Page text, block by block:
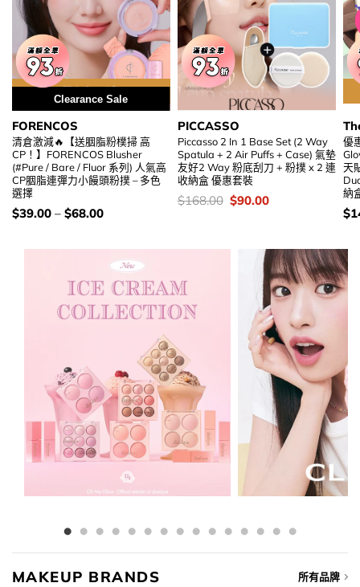
Clearance Sale
FORENCOS
清倉激減🔥【送胭脂粉樸掃 高
CP！】FORENCOS Blusher
(#Pure / Bare / Fluor 系列) 人氣高
CP胭脂連彈力小饅頭粉撲 – 多色
選擇
價
錢：
$39.00– $68.00
PICCASSO
Piccasso 2 In 1 Base Set (2 Way
Spatula + 2 Air Puffs + Case) 氣墊
友好2 Way 粉底刮刀 + 粉撲 x 2 連
收納盒 優惠套裝
價
錢：
$168.00 Original
price
$90.00Current
優
天
納
價
錢
$
MAKEUP BRANDS 所有品牌